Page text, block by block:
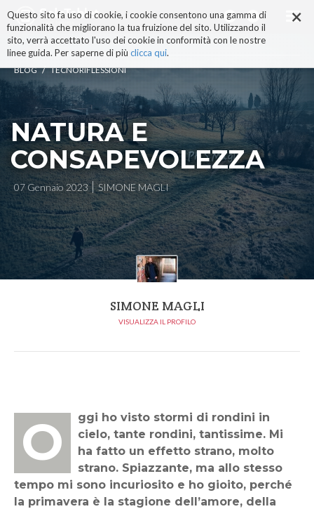
×
Questo sito fa uso di cookie, i cookie consentono una gamma di
funzionalità che migliorano la tua fruizione del sito. Utilizzando il
sito, verrà accettato l'uso dei cookie in conformità con le nostre
linee guida. Per saperne di più clicca qui.
ai
contenuti.
|
alla
navigazione
BLOG / TECNORIFLESSIONI
NATURA E
CONSAPEVOLEZZA
07 Gennaio 2023 SIMONE MAGLI
SIMONE MAGLI
VISUALIZZA IL PROFILO
Oggi ho visto stormi di rondini in
cielo, tante rondini, tantissime. Mi
ha fatto un effetto strano, molto
strano. Spiazzante, ma allo stesso
tempo mi sono incuriosito e ho gioito, perché
la primavera è la stagione dell’amore, della